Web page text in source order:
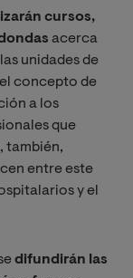
cursos,
acerca
unidades de
concepto de
a los
que
también,
entre este
y el
difundirán las